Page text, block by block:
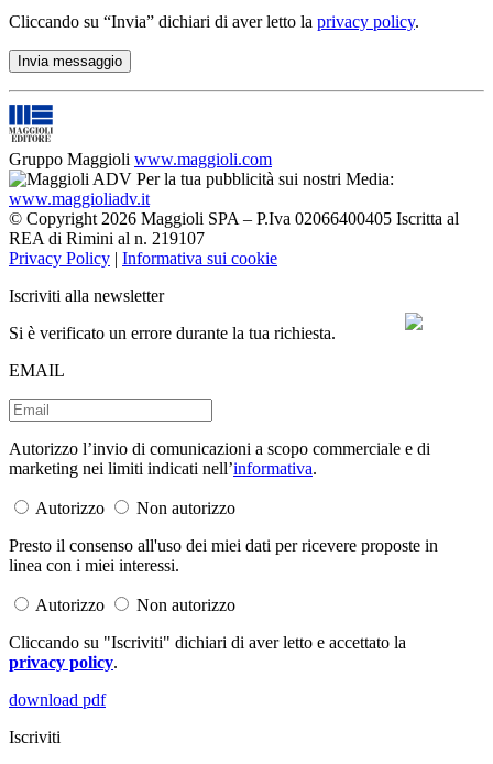
Cliccando su “Invia” dichiari di aver letto la privacy policy.
Gruppo Maggioli www.maggioli.com
Per la tua pubblicità sui nostri Media:
www.maggioliadv.it
© Copyright 2026 Maggioli SPA – P.Iva 02066400405 Iscritta al
REA di Rimini al n. 219107
Privacy Policy | Informativa sui cookie
Iscriviti alla newsletter
Si è verificato un errore durante la tua richiesta.
EMAIL
Autorizzo l’invio di comunicazioni a scopo commerciale e di
marketing nei limiti indicati nell’informativa.
Autorizzo
Non autorizzo
Presto il consenso all'uso dei miei dati per ricevere proposte in
linea con i miei interessi.
Autorizzo
Non autorizzo
Cliccando su "Iscriviti" dichiari di aver letto e accettato la
privacy policy.
download pdf
Iscriviti